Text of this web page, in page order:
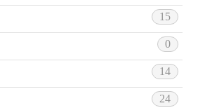
15
0
14
24